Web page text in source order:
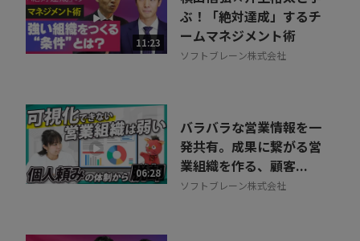
11:23
ぶ！「絶対達成」するチ
ームマネジメント術
ソフトブレーン株式会社
06:28
バラバラな営業情報を一
発共有。成果に繋がる営
業組織を作る、顧客...
ソフトブレーン株式会社